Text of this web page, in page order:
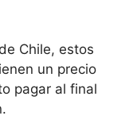
Chile, estos
un precio
pagar al final